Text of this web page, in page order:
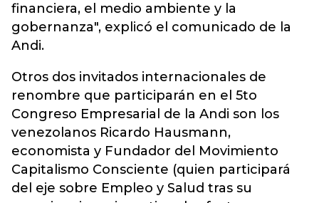
financiera, el medio ambiente y la
gobernanza", explicó el comunicado de la
Andi.
Otros dos invitados internacionales de
renombre que participarán en el 5to
Congreso Empresarial de la Andi son los
venezolanos Ricardo Hausmann,
economista y Fundador del Movimiento
Capitalismo Consciente (quien participará
del eje sobre Empleo y Salud tras su